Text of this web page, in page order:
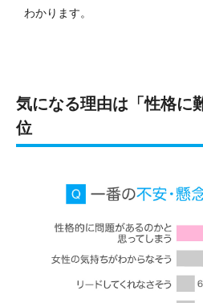
わかります。
気になる理由は「性格に
位